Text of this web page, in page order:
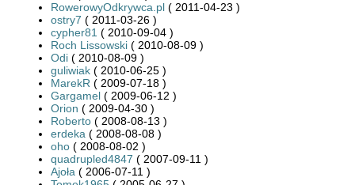
RowerowyOdkrywca.pl ( 2011-04-23 )
ostry7 ( 2011-03-26 )
cypher81 ( 2010-09-04 )
Roch Lissowski ( 2010-08-09 )
Odi ( 2010-08-09 )
guliwiak ( 2010-06-25 )
MarekR ( 2009-07-18 )
Gargamel ( 2009-06-12 )
Orion ( 2009-04-30 )
Roberto ( 2008-08-13 )
erdeka ( 2008-08-08 )
oho ( 2008-08-02 )
quadrupled4847 ( 2007-09-11 )
Ajoła ( 2006-07-11 )